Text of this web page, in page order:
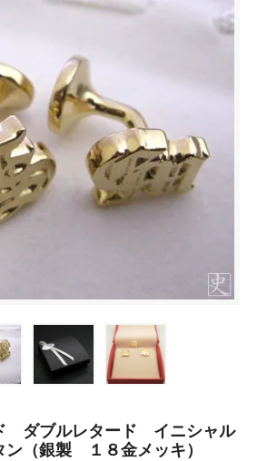
ダブルレタード イニシャル
ン（銀製 １８金メッキ）